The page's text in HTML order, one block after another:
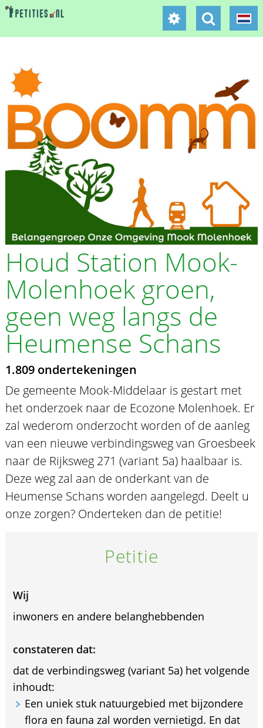
Houd Station Mook-
Molenhoek groen,
geen weg langs de
Heumense Schans
1.809 ondertekeningen
De gemeente Mook-Middelaar is gestart met
het onderzoek naar de Ecozone Molenhoek. Er
zal wederom onderzocht worden of de aanleg
van een nieuwe verbindingsweg van Groesbeek
naar de Rijksweg 271 (variant 5a) haalbaar is.
Deze weg zal aan de onderkant van de
Heumense Schans worden aangelegd. Deelt u
onze zorgen? Onderteken dan de petitie!
Petitie
Wij
inwoners en andere belanghebbenden
constateren dat:
dat de verbindingsweg (variant 5a) het volgende
inhoudt:
Een uniek stuk natuurgebied met bijzondere
flora en fauna zal worden vernietigd. En dat